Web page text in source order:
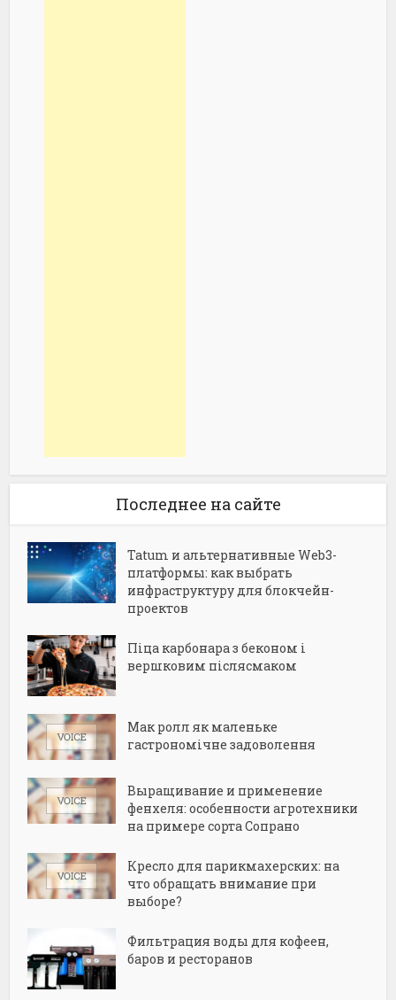
Последнее на сайте
Tatum и альтернативные Web3-
платформы: как выбрать
инфраструктуру для блокчейн-
проектов
Піца карбонара з беконом і
вершковим післясмаком
Мак ролл як маленьке
гастрономічне задоволення
Выращивание и применение
фенхеля: особенности агротехники
на примере сорта Сопрано
Кресло для парикмахерских: на
что обращать внимание при
выборе?
Фильтрация воды для кофеен,
баров и ресторанов